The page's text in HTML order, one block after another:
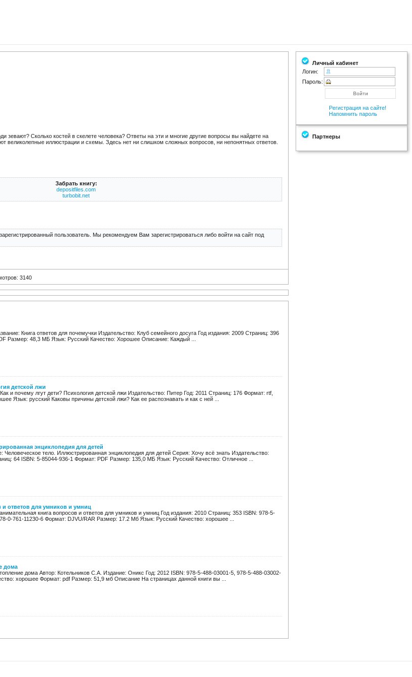
зевают? Сколько костей в скелете человека? Ответы на эти и многие другие вопросы вы найдете на
великолепные иллюстрации и схемы. Здесь нет ни слишком сложных вопросов, ни непонятных ответов.
Забрать книгу:
depositfiles.com
turbobit.net
пользователь. Мы рекомендуем Вам зарегистрироваться либо войти на сайт под
3140
Книга ответов для почемучки Издательство: Клуб семейного досуга Год издания: 2009 Страниц: 396
Размер: 48,3 МБ Язык: Русский Качество: Хорошее Описание: Каждый ...
детской лжи
и почему лгут дети? Психология детской лжи Издательство: Питер Год: 2011 Страниц: 176 Формат: rtf,
Язык: русский Каковы причины детской лжи? Как ее распознавать и как с ней ...
энциклопедия для детей
Человеческое тело. Иллюстрированная энциклопедия для детей Серия: Хочу всё знать Издательство:
64 ISBN: 5-85044-936-1 Формат: PDF Размер: 135,0 МБ Язык: Русский Качество: Отличное ...
и ответов для умников и умниц
книга вопросов и ответов для умников и умниц Год издания: 2010 Страниц: 353 ISBN: 978-5-
0-761-11230-6 Формат: DJVU/RAR Размер: 17.2 Мб Язык: Русский Качество: хорошее ...
дома
дома Автор: Котельников С.А. Издание: Оникс Год: 2012 ISBN: 978-5-488-03001-5, 978-5-488-03002-
хорошее Формат: pdf Размер: 51,9 мб Описание На страницах данной книги вы ...
Личный кабинет
Логин:
Пароль:
Регистрация на сайте!
Напомнить пароль
Партнеры